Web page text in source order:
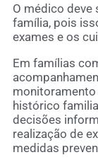
O médico deve
família, pois
exames e os
Em famílias
histórico
decisões
realização de
medidas